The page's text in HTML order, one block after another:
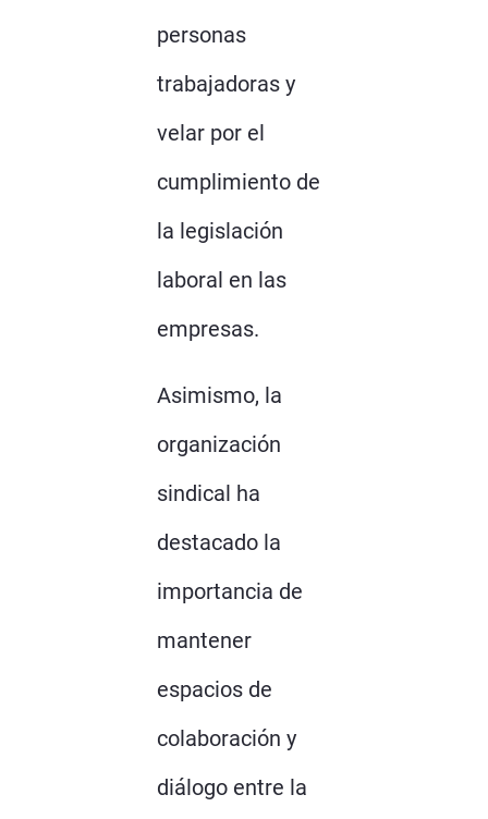
personas
trabajadoras y
velar por el
cumplimiento de
la legislación
laboral en las
empresas.
Asimismo, la
organización
sindical ha
destacado la
importancia de
mantener
espacios de
colaboración y
diálogo entre la